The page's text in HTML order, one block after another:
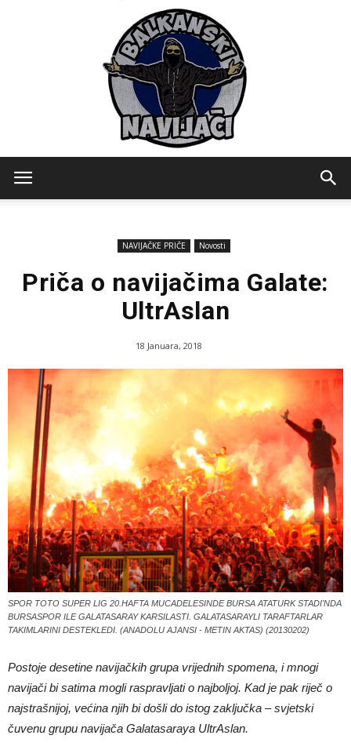
NAVIJAČKE PRIČE Novosti
Priča o navijačima Galate:
UltrAslan
18 Januara, 2018
SPOR TOTO SUPER LIG 20.HAFTA MUCADELESINDE BURSA ATATURK STADI'NDA
BURSASPOR ILE GALATASARAY KARSILASTI. GALATASARAYLI TARAFTARLAR
TAKIMLARINI DESTEKLEDI. (ANADOLU AJANSI - METIN AKTAS) (20130202)
Postoje desetine navijačkih grupa vrijednih spomena, i mnogi
navijači bi satima mogli raspravljati o najboljoj. Kad je pak riječ o
najstrašnijoj, većina njih bi došli do istog zaključka – svjetski
čuvenu grupu navijača Galatasaraya UltrAslan.